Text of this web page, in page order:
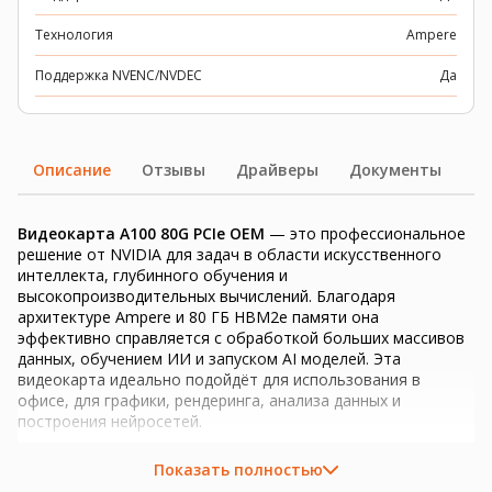
Технология Ampere
Поддержка NVENC/NVDEC Да
Описание Отзывы Драйверы Документы
Видеокарта A100 80G PCIe OEM — это профессиональное
решение от NVIDIA для задач в области искусственного
интеллекта, глубинного обучения и
высокопроизводительных вычислений. Благодаря
архитектуре Ampere и 80 ГБ HBM2e памяти она
эффективно справляется с обработкой больших массивов
данных, обучением ИИ и запуском AI моделей. Эта
видеокарта идеально подойдёт для использования в
офисе, для графики, рендеринга, анализа данных и
построения нейросетей.
Технические характеристики видеокарты A100 80G
Показать полностью